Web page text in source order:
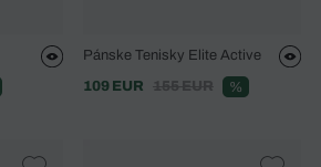
Pánske Tenisky Elite Active
109 EUR
155 EUR %